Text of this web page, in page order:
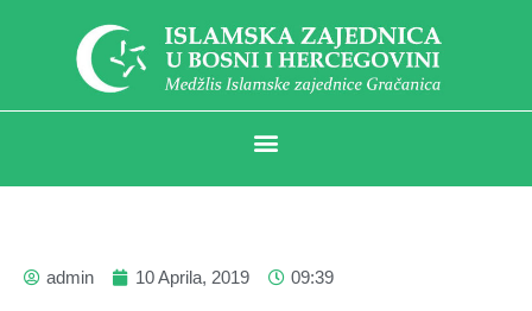
admin 10 Aprila, 2019 09:39